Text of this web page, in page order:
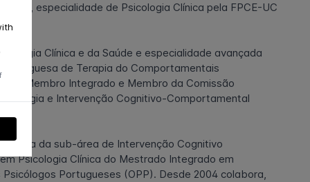
especialidade de Psicologia Clínica pela FPCE-UC
Clínica e da Saúde e especialidade avançada
de Terapia do Comportamentais
Membro Integrado e Membro da Comissão
e Intervenção Cognitivo-Comportamental
da sub-área de Intervenção Cognitivo
Psicologia Clínica do Mestrado Integrado em
Portugueses (OPP). Desde 2004 colabora,